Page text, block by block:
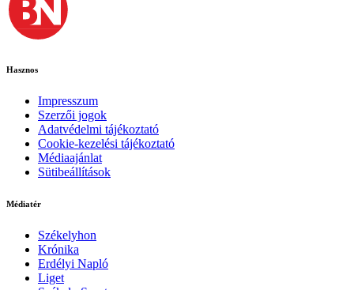
Hasznos
Impresszum
Szerzői jogok
Adatvédelmi tájékoztató
Cookie-kezelési tájékoztató
Médiaajánlat
Sütibeállítások
Médiatér
Székelyhon
Krónika
Erdélyi Napló
Liget